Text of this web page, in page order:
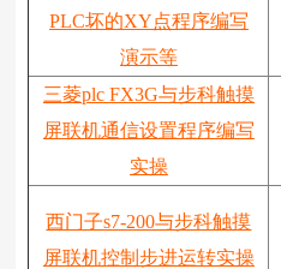
PLC坏的XY点程序编写
演示等
三菱plc FX3G与步科触摸
屏联机通信设置程序编写
实操
西门子s7-200与步科触摸
屏联机控制步进运转实操